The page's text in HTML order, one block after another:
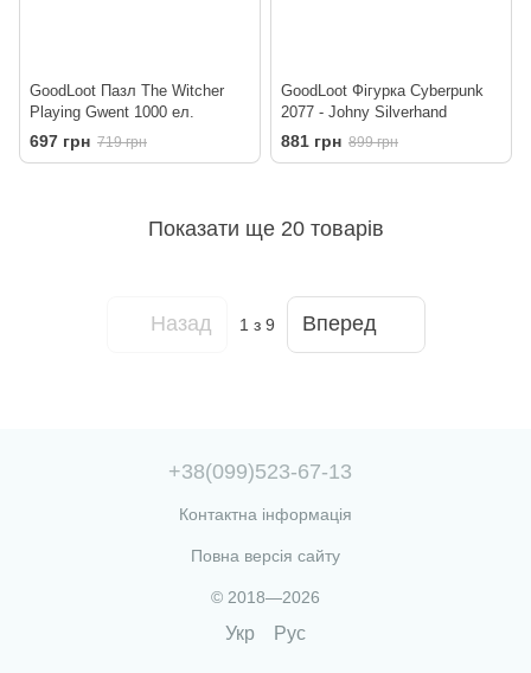
GoodLoot Пазл The Witcher
Playing Gwent 1000 ел.
697 грн 719 грн
GoodLoot Фігурка Cyberpunk
2077 - Johny Silverhand
881 грн 899 грн
Показати ще 20 товарів
Назад 1 з 9 Вперед
+38(099)523-67-13
Контактна інформація
Повна версія сайту
© 2018—2026
Укр Рус